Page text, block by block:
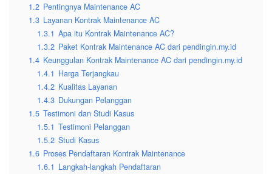
1.2 Pentingnya Maintenance AC
1.3 Layanan Kontrak Maintenance AC
1.3.1 Apa itu Kontrak Maintenance AC?
1.3.2 Paket Kontrak Maintenance AC dari pendingin.my.id
1.4 Keunggulan Kontrak Maintenance AC dari pendingin.my.id
1.4.1 Harga Terjangkau
1.4.2 Kualitas Layanan
1.4.3 Dukungan Pelanggan
1.5 Testimoni dan Studi Kasus
1.5.1 Testimoni Pelanggan
1.5.2 Studi Kasus
1.6 Proses Pendaftaran Kontrak Maintenance
1.6.1 Langkah-langkah Pendaftaran